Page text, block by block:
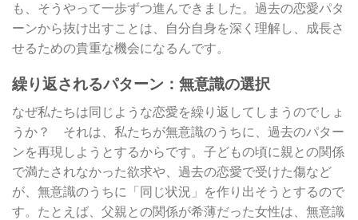
も、そうやって一歩ずつ進んできました。過去の恋愛パタ
ーンから抜け出すことは、自分自身を深く理解し、成長さ
せるための貴重な機会になるんです。
繰り返されるパターン：無意識の選択
なぜ私たちは同じような恋愛を繰り返してしまうのでしょ
うか？ それは、私たちが無意識のうちに、過去のパター
ンを再現しようとするからです。子どもの頃に親との関係
で満たされなかった欲求や、過去の恋愛で受けた傷など
が、無意識のうちに「同じ状況」を作り出そうとするので
す。たとえば、父親との関係が希薄だった女性は、無意識